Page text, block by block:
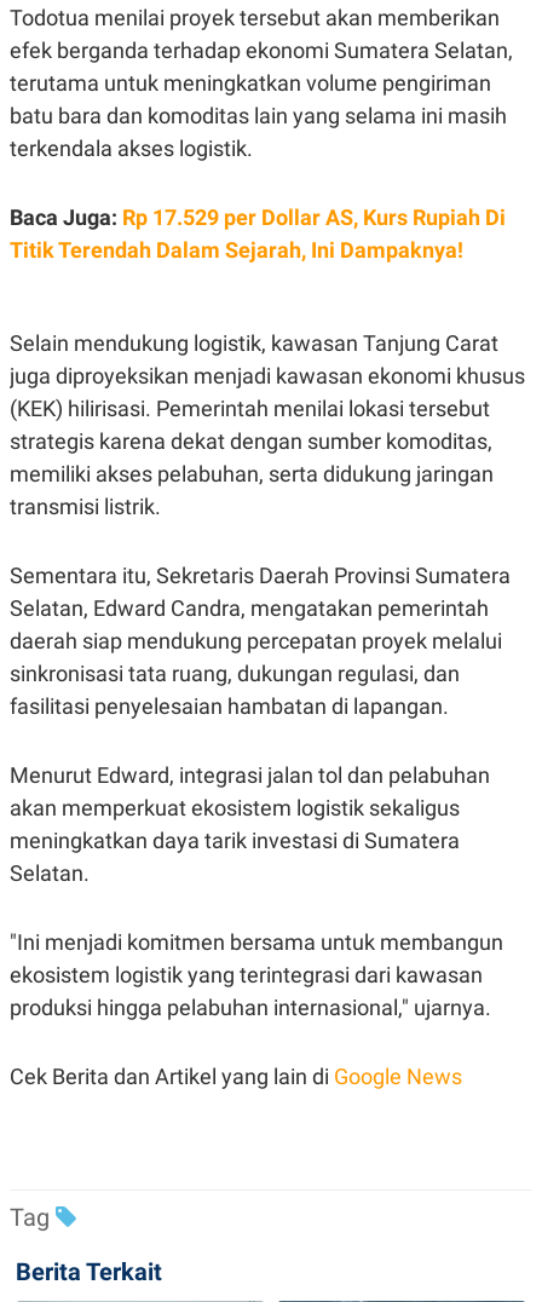
Todotua menilai proyek tersebut akan memberikan
efek berganda terhadap ekonomi Sumatera Selatan,
terutama untuk meningkatkan volume pengiriman
batu bara dan komoditas lain yang selama ini masih
terkendala akses logistik.
Baca Juga: Rp 17.529 per Dollar AS, Kurs Rupiah Di
Titik Terendah Dalam Sejarah, Ini Dampaknya!
Selain mendukung logistik, kawasan Tanjung Carat
juga diproyeksikan menjadi kawasan ekonomi khusus
(KEK) hilirisasi. Pemerintah menilai lokasi tersebut
strategis karena dekat dengan sumber komoditas,
memiliki akses pelabuhan, serta didukung jaringan
transmisi listrik.
Sementara itu, Sekretaris Daerah Provinsi Sumatera
Selatan, Edward Candra, mengatakan pemerintah
daerah siap mendukung percepatan proyek melalui
sinkronisasi tata ruang, dukungan regulasi, dan
fasilitasi penyelesaian hambatan di lapangan.
Menurut Edward, integrasi jalan tol dan pelabuhan
akan memperkuat ekosistem logistik sekaligus
meningkatkan daya tarik investasi di Sumatera
Selatan.
"Ini menjadi komitmen bersama untuk membangun
ekosistem logistik yang terintegrasi dari kawasan
produksi hingga pelabuhan internasional," ujarnya.
Cek Berita dan Artikel yang lain di Google News
Tag
Berita Terkait